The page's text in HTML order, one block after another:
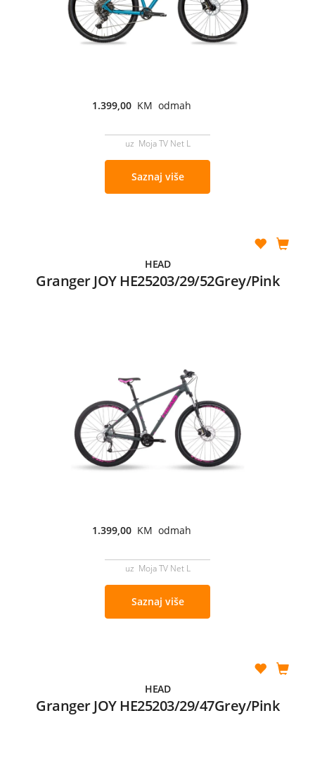
1.399,00 KM odmah
uz Moja TV Net L
Saznaj više
HEAD
Granger JOY HE25203/29/52Grey/Pink
1.399,00 KM odmah
uz Moja TV Net L
Saznaj više
HEAD
Granger JOY HE25203/29/47Grey/Pink